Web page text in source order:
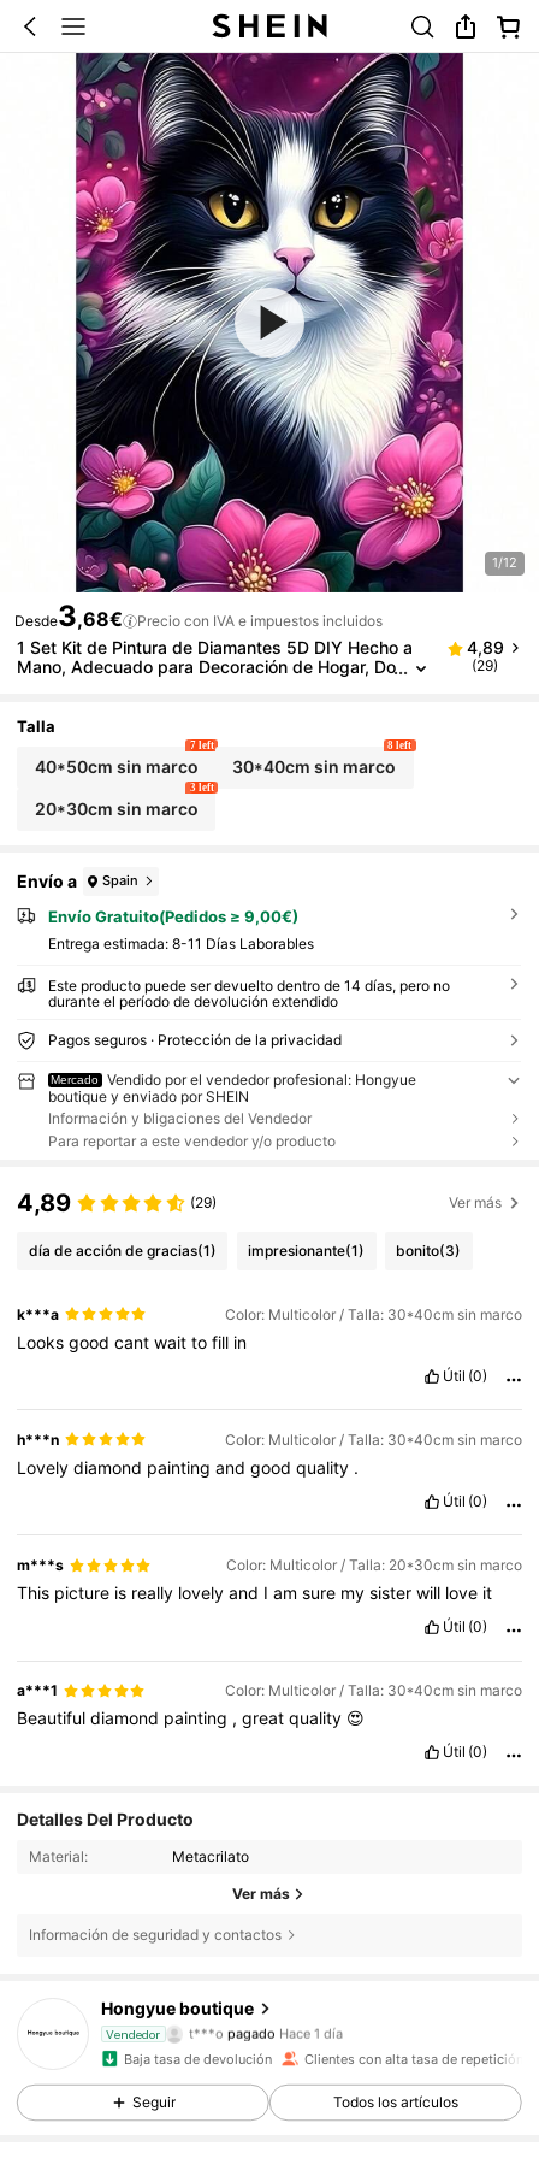
1/12
Desde3,68€ Precio con IVA e impuestos incluidos
1 Set Kit de Pintura de Diamantes 5D DIY Hecho a
Mano, Adecuado para Decoración de Hogar, Do
4,89
(29)
Talla
40*50cm sin marco
7 left
30*40cm sin marco
8 left
20*30cm sin marco
3 left
Envío a Spain
Envío Gratuito(Pedidos ≥ 9,00€)
Entrega estimada: 8-11 Días Laborables
Este producto puede ser devuelto dentro de 14 días, pero no
durante el período de devolución extendido
Pagos seguros · Protección de la privacidad
Mercado
Vendido por el vendedor profesional: Hongyue
boutique y enviado por SHEIN
Información y bligaciones del Vendedor
Para reportar a este vendedor y/o producto
4,89 (29) Ver más
día de acción de gracias(1) impresionante(1) bonito(3)
k***a Color: Multicolor / Talla: 30*40cm sin marco
Looksgoodcantwaittofill in
Útil (0)
h***n Color: Multicolor / Talla: 30*40cm sin marco
Lovelydiamond paintingandgoodquality .
Útil (0)
m***s Color: Multicolor / Talla: 20*30cm sin marco
This picture is really lovelyand Iamsure mysisterwill love it
Útil (0)
a***1 Color: Multicolor / Talla: 30*40cm sin marco
Beautifuldiamond painting ,greatquality 😍
Útil (0)
Detalles Del Producto
Material: Metacrilato
Ver más
Información de seguridad y contactos
Hongyue boutique
Vendedor
4,95 487 Seguidores
4,95
487 Seguidores
t***o pagado Hace 1 día
seguido hace
4,95 487 Seguidores
Baja tasa de devolución Clientes con alta tasa de repetición
Seguir Todos los artículos